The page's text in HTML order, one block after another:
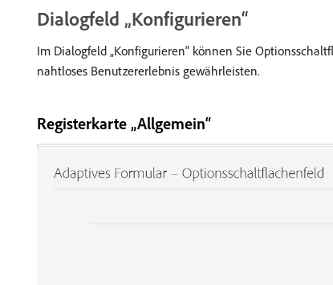
Dialogfeld „Konfigurieren“
Im Dialogfeld „Konfigurieren“ können Sie
nahtloses Benutzererlebnis gewährleisten.
Registerkarte „Allgemein“